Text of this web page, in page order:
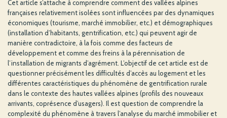
Cet article s’attache à comprendre comment des vallées alpines
françaises relativement isolées sont influencées par des dynamiques
économiques (tourisme, marché immobilier, etc.) et démographiques
(installation d’habitants, gentrification, etc.) qui peuvent agir de
manière contradictoire, à la fois comme des facteurs de
développement et comme des freins à la pérennisation de
l’installation de migrants d’agrément. L’objectif de cet article est de
questionner précisément les difficultés d’accès au logement et les
différentes caractéristiques du phénomène de gentrification rurale
dans le contexte des hautes vallées alpines (profils des nouveaux
arrivants, coprésence d’usagers). Il est question de comprendre la
complexité du phénomène à travers l’analyse du marché immobilier et